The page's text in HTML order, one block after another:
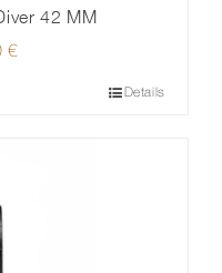
42 MM
€
Details